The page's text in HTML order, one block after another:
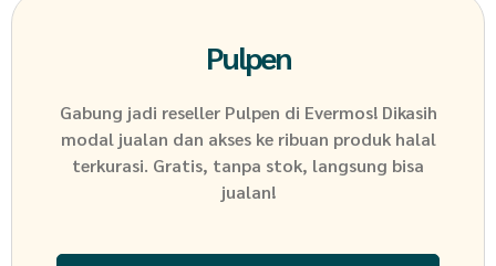
Pulpen
Gabung jadi reseller Pulpen di Evermos! Dikasih
modal jualan dan akses ke ribuan produk halal
terkurasi. Gratis, tanpa stok, langsung bisa
jualan!